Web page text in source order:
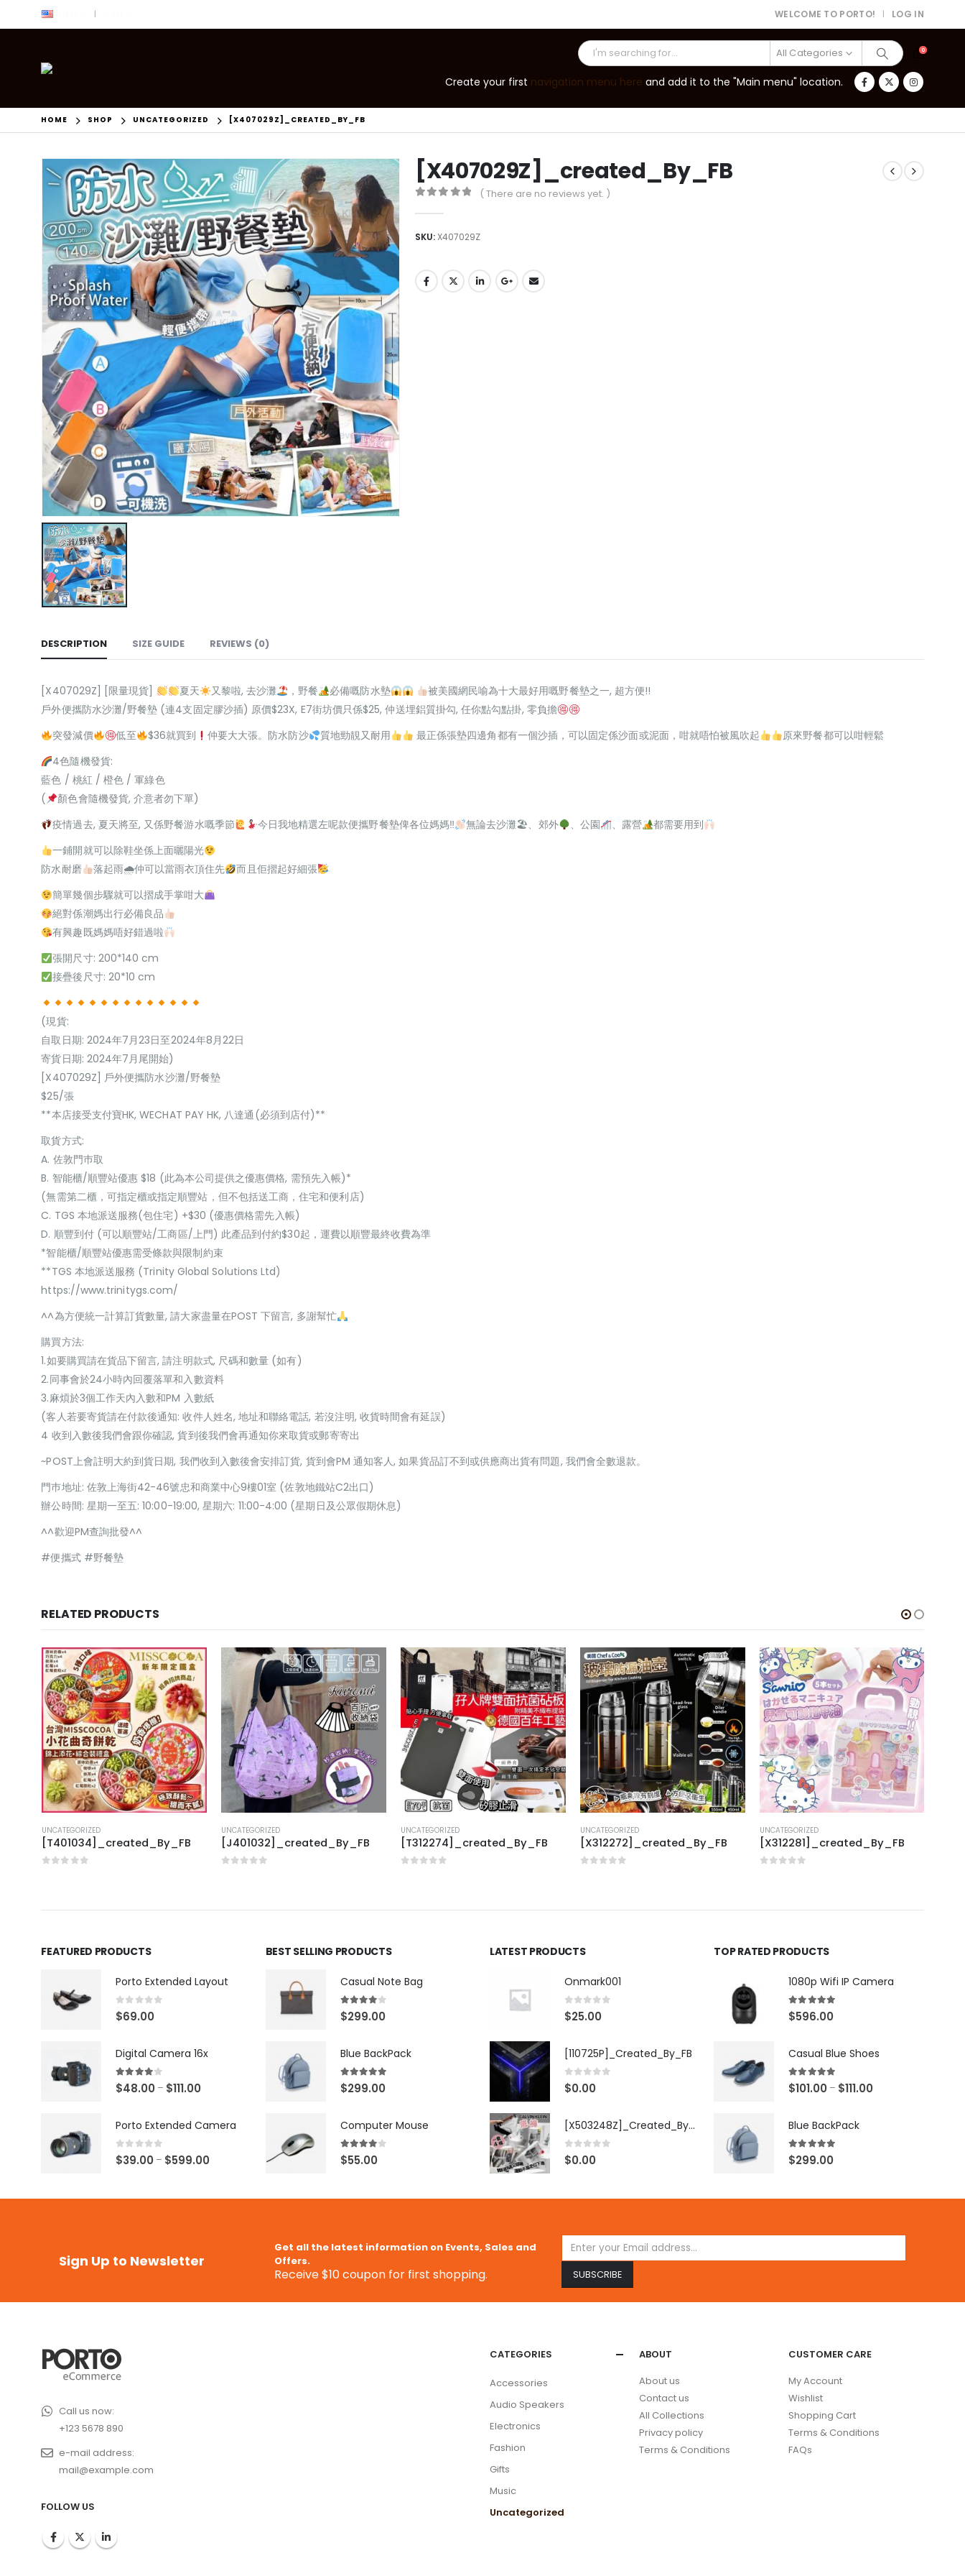
| WELCOME TO PORTO! | LOG IN
All Categories 0
Create your first navigation menu here and add it to the "Main menu" location.
HOME SHOP UNCATEGORIZED [X407029Z]_CREATED_BY_FB
[X407029Z]_created_By_FB
( There are no reviews yet. )
SKU:X407029Z
DESCRIPTION SIZE GUIDE REVIEWS (0)
[X407029Z] [限量現貨] 夏天 又黎啦, 去沙灘 ，野餐 必備嘅防水墊
被美國網民喻為十大最好用嘅野餐墊之一, 超方便!!
戶外便攜防水沙灘/野餐墊 (連4支固定膠沙插) 原價$23X, E7街坊價只係$25, 仲送埋鋁質掛勾, 任你點勾點掛, 零負擔
突發減價
低至 $36就買到 仲要大大張。防水防沙 質地勁靚又耐用 最正係張墊四邊角都有一個沙插，可以固定係沙面或泥面，咁就唔怕被風吹起
原來野餐都可以咁輕鬆
4色隨機發貨:
藍色 / 桃紅 / 橙色 / 軍綠色
(
顏色會隨機發貨, 介意者勿下單)
疫情過去, 夏天將至, 又係野餐游水嘅季節
今日我地精選左呢款便攜野餐墊俾各位媽媽‼ 無論去沙灘🏖、郊外 、公園 、露營
都需要用到
一鋪開就可以除鞋坐係上面曬陽光
防水耐磨
落起雨🌧仲可以當雨衣頂住先
而且佢摺起好細張
簡單幾個步驟就可以摺成手掌咁大
絕對係潮媽出行必備良品
有興趣既媽媽唔好錯過啦
張開尺寸: 200*140 cm
接疊後尺寸: 20*10 cm
(現貨:
自取日期: 2024年7月23日至2024年8月22日
寄貨日期: 2024年7月尾開始)
[X407029Z] 戶外便攜防水沙灘/野餐墊
$25/張
**本店接受支付寶HK, WECHAT PAY HK, 八達通(必須到店付)**
取貨方式:
A. 佐敦門巿取
B. 智能櫃/順豐站優惠 $18 (此為本公司提供之優惠價格, 需預先入帳)*
(無需第二櫃，可指定櫃或指定順豐站，但不包括送工商，住宅和便利店)
C. TGS 本地派送服務(包住宅) +$30 (優惠價格需先入帳)
D. 順豐到付 (可以順豐站/工商區/上門) 此產品到付約$30起，運費以順豐最終收費為準
*智能櫃/順豐站優惠需受條款與限制約束
**TGS 本地派送服務 (Trinity Global Solutions Ltd)
https://www.trinitygs.com/
^^為方便統一計算訂貨數量, 請大家盡量在POST 下留言, 多謝幫忙
購買方法:
1.如要購買請在貨品下留言, 請注明款式, 尺碼和數量 (如有)
2.同事會於24小時內回覆落單和入數資料
3.麻煩於3個工作天內入數和PM 入數紙
(客人若要寄貨請在付款後通知: 收件人姓名, 地址和聯絡電話, 若沒注明, 收貨時間會有延誤)
4 收到入數後我們會跟你確認, 貨到後我們會再通知你來取貨或郵寄寄出
~POST上會註明大約到貨日期, 我們收到入數後會安排訂貨, 貨到會PM 通知客人, 如果貨品訂不到或供應商出貨有問題, 我們會全數退款。
門巿地址: 佐敦上海街42-46號忠和商業中心9樓01室 (佐敦地鐵站C2出口)
辦公時間: 星期一至五: 10:00-19:00, 星期六: 11:00-4:00 (星期日及公眾假期休息)
^^歡迎PM查詢批發^^
#便攜式 #野餐墊
RELATED PRODUCTS
UNCATEGORIZED
[T401034]_created_By_FB
UNCATEGORIZED
[J401032]_created_By_FB
UNCATEGORIZED
[T312274]_created_By_FB
UNCATEGORIZED
[X312272]_created_By_FB
UNCATEGORIZED
[X312281]_created_By_FB
FEATURED PRODUCTS
Porto Extended Layout
0 out of 5
$69.00
Digital Camera 16x
4.00 out of 5
$48.00 – $111.00
Porto Extended Camera
0 out of 5
$39.00 – $599.00
BEST SELLING PRODUCTS
Casual Note Bag
4.00out of 5
$299.00
Blue BackPack
5.00out of 5
$299.00
Computer Mouse
4.00 out of 5
$55.00
LATEST PRODUCTS
Onmark001
0 out of 5
$25.00
[110725P]_Created_By_FB
0 out of 5
$0.00
[X503248Z]_Created_By_FB
0 out of 5
$0.00
TOP RATED PRODUCTS
1080p Wifi IP Camera
5.00out of 5
$596.00
Casual Blue Shoes
5.00 out of 5
$101.00 – $111.00
Blue BackPack
5.00out of 5
$299.00
Sign Up to Newsletter
Get all the latest information on Events, Sales and
Offers.
Receive $10 coupon for first shopping.
Call us now:
+123 5678 890
e-mail address:
mail@example.com
FOLLOW US
CATEGORIES
Accessories
Audio Speakers
Electronics
Fashion
Gifts
Music
Uncategorized
ABOUT
About us
Contact us
All Collections
Privacy policy
Terms & Conditions
CUSTOMER CARE
My Account
Wishlist
Shopping Cart
Terms & Conditions
FAQs